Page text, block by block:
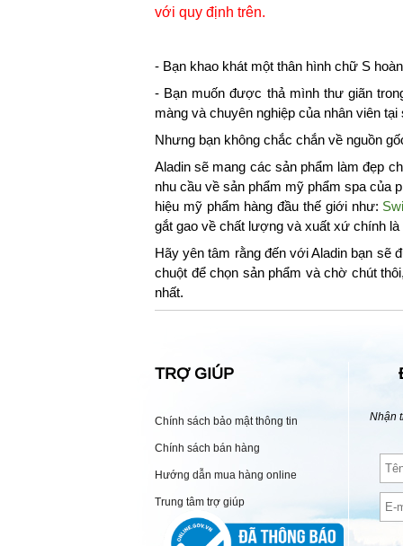
với quy định trên.
- Bạn khao khát một thân hình chữ S
- Bạn muốn được thả mình thư giãn
màng và chuyên nghiệp của nhân viên tại
Nhưng bạn không chắc chắn về nguồn
Aladin sẽ mang các sản phẩm làm đẹp
nhu cầu về sản phẩm mỹ phẩm spa
hiệu mỹ phẩm hàng đầu thế giới như:
gắt gao về chất lượng và xuất xứ chính
Hãy yên tâm rằng đến với Aladin bạn sẽ
chuột để chọn sản phẩm và chờ chút
nhất.
TRỢ GIÚP
Chính sách bảo mật thông tin
Chính sách bán hàng
Hướng dẫn mua hàng online
Trung tâm trợ giúp
Nhận